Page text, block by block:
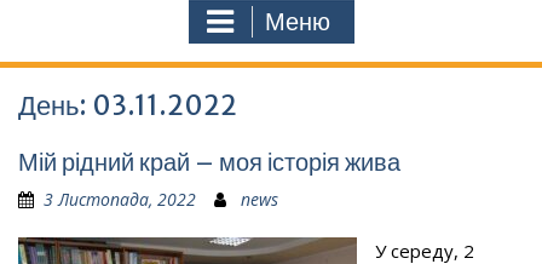
Меню
День: 03.11.2022
Мій рідний край – моя історія жива
3 Листопада, 2022 news
У середу, 2